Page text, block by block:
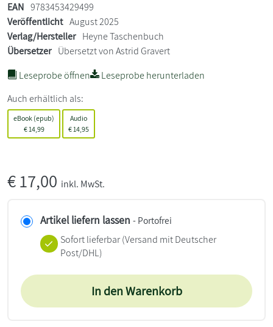
EAN 9783453429499
Veröffentlicht August 2025
Verlag/Hersteller Heyne Taschenbuch
Übersetzer Übersetzt von Astrid Gravert
Leseprobe öffnen
Leseprobe herunterladen
Auch erhältlich als:
eBook (epub)
€14,99
Audio
€14,95
€17,00 inkl. MwSt.
Artikel liefern lassen - Portofrei
Sofort lieferbar(Versand mit Deutscher
Post/DHL)
In den Warenkorb